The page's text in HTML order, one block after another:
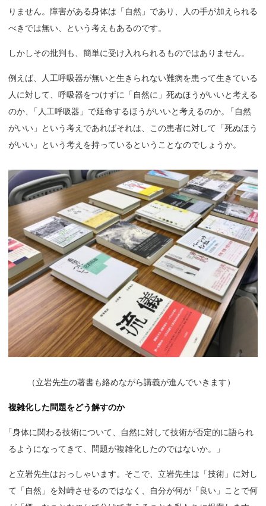
りません。障害がある身体は「自然」であり、人の手が加えられる
べきでは無い、という考えもあるのです。
しかしその批判も、簡単に受け入れられるものではありません。
例えば、人工呼吸器が無いと生きられない難病を患って生きている
人に対して、呼吸器をつけずに「自然に」死ぬほうがいいと考える
のか
「人工呼吸器」で延命するほうがいいと考えるのか。
「自然
がいい」という考えであればそれは、この患者に対して「死ぬほう
がいい」という考えを持っているということなのでしょうか。
（立岩先生の著書も絡めながら講義が進んでいきます）
複雑化した問題をどう解すのか
「身体に関わる技術について、自然に対して技術が否定的に語られ
るようになってきて、問題が複雑化したのではないか。」
と立岩先生はおっしゃいます。そこで、立岩先生は「技術」に対し
て「自然」を対峙させるのではなく、自分が何が「良い」ことで何